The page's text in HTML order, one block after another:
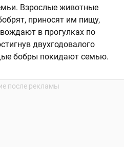
Взрослые животные
приносят им пищу,
в прогулках по
двухгодовалого
бобры покидают семью.